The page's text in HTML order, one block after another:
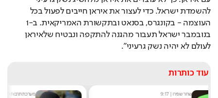
להשמדת ישראל. כדי לעצור את איראן חייבים לפעול בכל
העוצמה - בקונגרס, בסנאט ובתקשורת האמריקאית. ב-1
בנובמבר ישראל תעבור מהגנה להתקפה ונבטיח שלאיראן
לעולם לא יהיה נשק גרעיני".
עוד כותרות